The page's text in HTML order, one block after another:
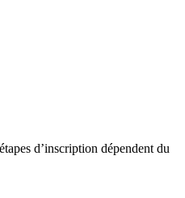
d’inscription dépendent du